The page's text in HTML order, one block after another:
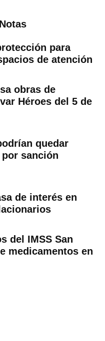
para
de atención
obras de
Héroes del 5 de
quedar
sanción
de interés en
del IMSS San
medicamentos en